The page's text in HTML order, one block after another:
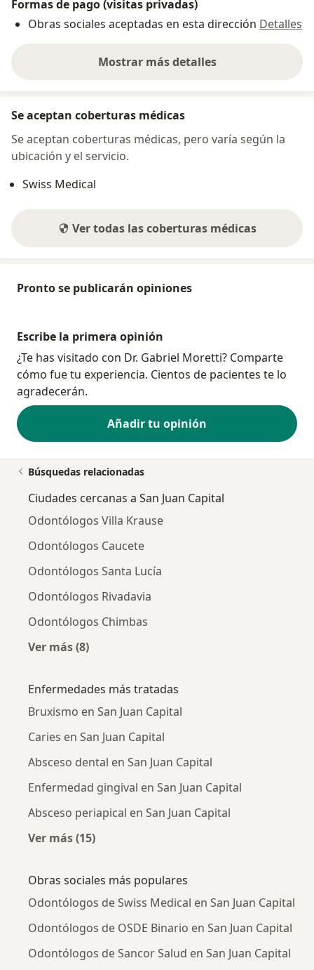
Formas de pago (visitas privadas)
Obras sociales aceptadas en esta dirección Detalles
Mostrar más detalles
sobre la dirección
Se aceptan coberturas médicas
Se aceptan coberturas médicas, pero varía según la
ubicación y el servicio.
Swiss Medical
Ver todas las coberturas médicas
Pronto se publicarán opiniones
Escribe la primera opinión
¿Te has visitado con Dr. Gabriel Moretti? Comparte
cómo fue tu experiencia. Cientos de pacientes te lo
agradecerán.
Añadir tu opinión
Búsquedas relacionadas
Ciudades cercanas a San Juan Capital
Odontólogos Villa Krause
Odontólogos Caucete
Odontólogos Santa Lucía
Odontólogos Rivadavia
Odontólogos Chimbas
Ver más (8)
Enfermedades más tratadas
Bruxismo en San Juan Capital
Caries en San Juan Capital
Absceso dental en San Juan Capital
Enfermedad gingival en San Juan Capital
Absceso periapical en San Juan Capital
Ver más (15)
Obras sociales más populares
Odontólogos de Swiss Medical en San Juan Capital
Odontólogos de OSDE Binario en San Juan Capital
Odontólogos de Sancor Salud en San Juan Capital